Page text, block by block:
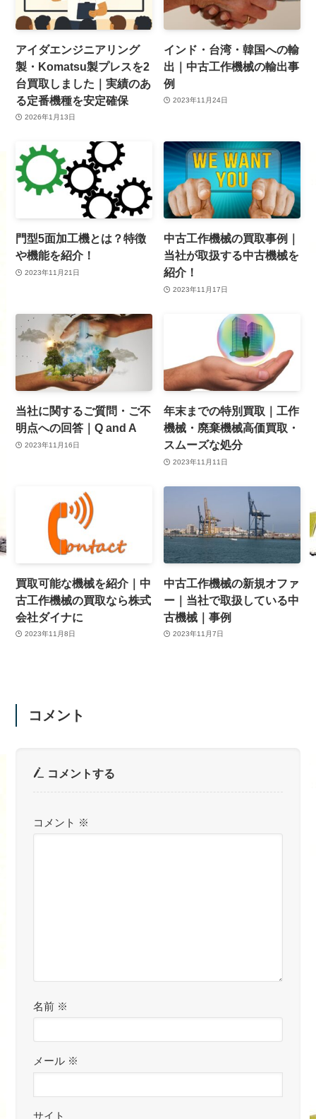
アイダエンジニアリング
製・Komatsu製プレスを2
台買取しました｜実績のあ
る定番機種を安定確保
2026年1月13日
インド・台湾・韓国への輸
出｜中古工作機械の輸出事
例
2023年11月24日
門型5面加工機とは？特徴
や機能を紹介！
2023年11月21日
中古工作機械の買取事例｜
当社が取扱する中古機械を
紹介！
2023年11月17日
当社に関するご質問・ご不
明点への回答｜Q and A
2023年11月16日
年末までの特別買取｜工作
機械・廃棄機械高価買取・
スムーズな処分
2023年11月11日
買取可能な機械を紹介｜中
古工作機械の買取なら株式
会社ダイナに
2023年11月8日
中古工作機械の新規オファ
ー｜当社で取扱している中
古機械｜事例
2023年11月7日
コメント
コメントする
コメント ※
名前 ※
メール ※
サイト